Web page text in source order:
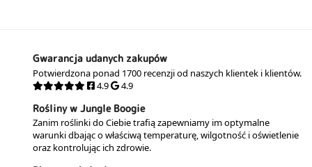
Gwarancja udanych zakupów
Potwierdzona ponad 1700 recenzji od naszych klientek i klientów.
4.9
4.9
Rośliny w Jungle Boogie
Zanim roślinki do Ciebie trafią zapewniamy im optymalne
warunki dbając o właściwą temperaturę, wilgotność i oświetlenie
oraz kontrolując ich zdrowie.